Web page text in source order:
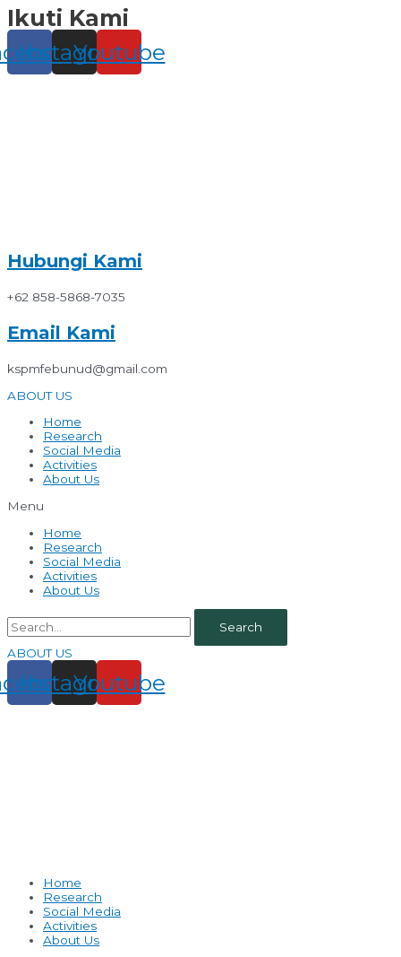
Skip
to
content
Ikuti Kami
Instagram
Youtube
Hubungi Kami
+62 858-5868-7035
Email Kami
kspmfebunud@gmail.com
ABOUT US
Home
Research
Social Media
Activities
About Us
Menu
Home
Research
Social Media
Activities
About Us
Search
ABOUT US
Instagram
Youtube
Home
Research
Social Media
Activities
About Us